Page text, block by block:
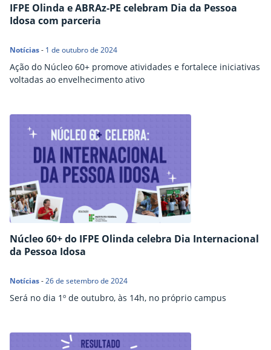
IFPE Olinda e ABRAz-PE celebram Dia da Pessoa
Idosa com parceria
Notícias- 1 de outubro de 2024
Ação do Núcleo 60+ promove atividades e fortalece iniciativas
voltadas ao envelhecimento ativo
Núcleo 60+ do IFPE Olinda celebra Dia Internacional
da Pessoa Idosa
Notícias-26 de setembro de 2024
Será no dia 1º de outubro, às 14h, no próprio campus